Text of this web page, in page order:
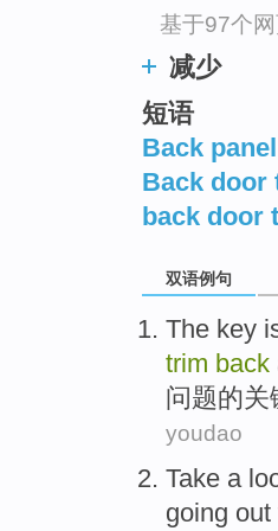
基于97个
减少
短语
Back
Back door
back door
双语例句
The key
trim back
问题的关
youdao
Take a
going out